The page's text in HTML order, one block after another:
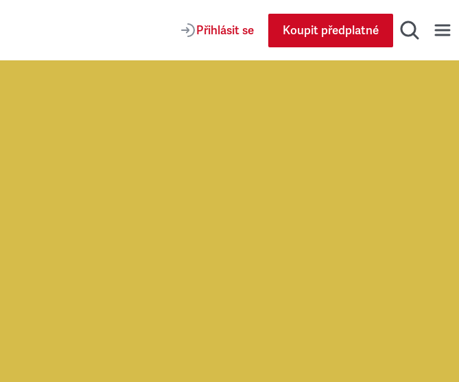
Přihlásit se Koupit předplatné